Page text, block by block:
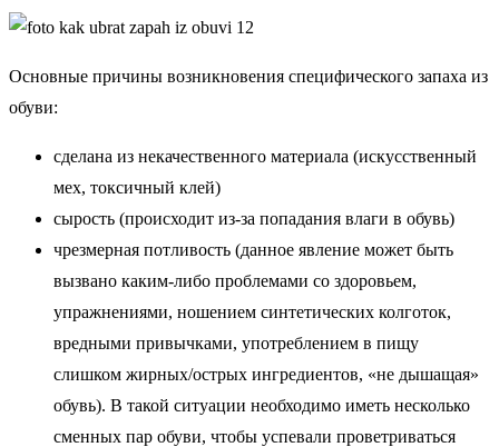
Основные причины возникновения специфического запаха из
обуви:
сделана из некачественного материала (искусственный
мех, токсичный клей)
сырость (происходит из-за попадания влаги в обувь)
чрезмерная потливость (данное явление может быть
вызвано каким-либо проблемами со здоровьем,
упражнениями, ношением синтетических колготок,
вредными привычками, употреблением в пищу
слишком жирных/острых ингредиентов, «не дышащая»
обувь). В такой ситуации необходимо иметь несколько
сменных пар обуви, чтобы успевали проветриваться